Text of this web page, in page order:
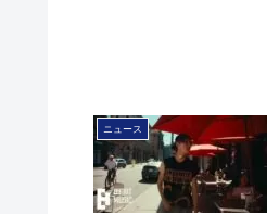
ニュース